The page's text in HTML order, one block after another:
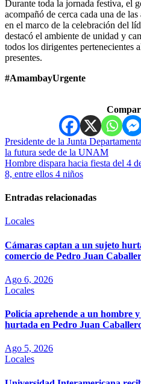
Durante toda la jornada festiva, el
acompañó de cerca cada una de
en el marco de la celebración del
destacó el ambiente de unidad y
todos los dirigentes pertenecientes
presentes.
#AmambayUrgente
Presidente de la Junta
la futura sede de la UNAM
Hombre dispara hacia fiesta del 4
8, entre ellos 4 niños
Entradas relacionadas
Locales
Cámaras captan a un sujeto
comercio de Pedro Juan
Ago 6, 2026
Locales
Policía aprehende a un hombre
hurtada en Pedro Juan
Ago 5, 2026
Locales